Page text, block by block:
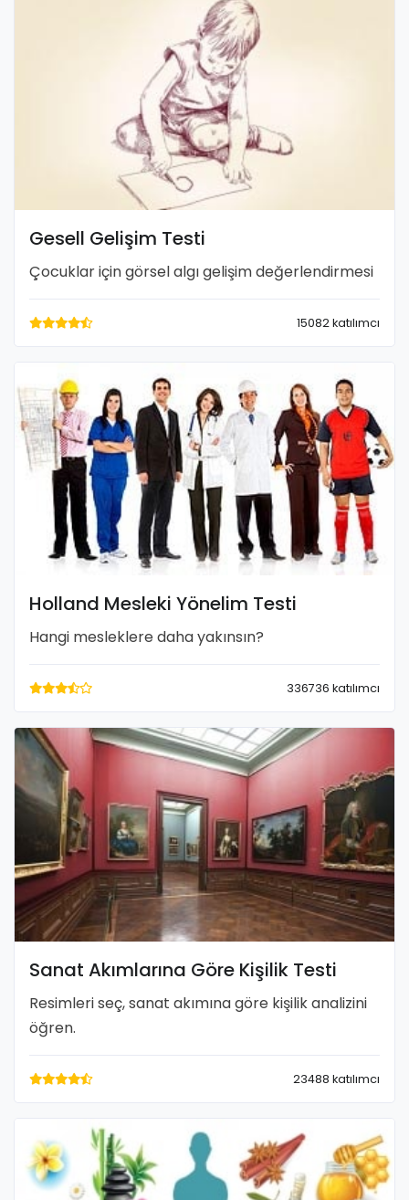
Gesell Gelişim Testi
Çocuklar için görsel algı gelişim değerlendirmesi
15082 katılımcı
Holland Mesleki Yönelim Testi
Hangi mesleklere daha yakınsın?
336736 katılımcı
Sanat Akımlarına Göre Kişilik Testi
Resimleri seç, sanat akımına göre kişilik analizini
öğren.
23488 katılımcı